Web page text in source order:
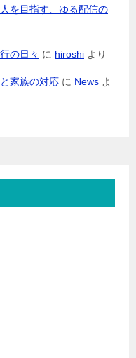
を目指す、ゆる配信の
の日々 に hiroshi より
家族の対応 に News よ